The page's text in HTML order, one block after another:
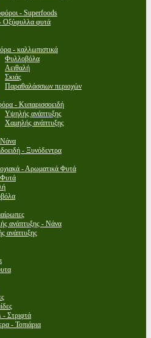
- Superfoods
Οξύφυλλα φυτά
- καλλωπιστικά
Φυλλοβόλα
Αειθαλή
Σκιάς
Παραθαλάσσιων περιοχών
- Κυπαρισσοειδή
Υψηλής ανάπτυξης
Χαμηλής ανάπτυξης
- Ξυνόδεντρα
- Αρωματικά Φυτά
ανάπτυξης - Νάνα
ανάπτυξης
- Στριφτά
- Τοπιάρια